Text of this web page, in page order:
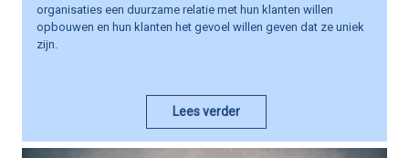
organisaties een duurzame relatie met hun klanten willen
opbouwen en hun klanten het gevoel willen geven dat ze uniek
zijn.
Lees verder